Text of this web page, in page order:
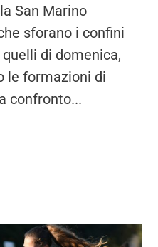
San Marino
sforano i confini
di domenica,
le formazioni di
confronto...